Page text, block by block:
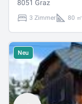
8051 Graz
3 Zimmer 80 ㎡
Neu